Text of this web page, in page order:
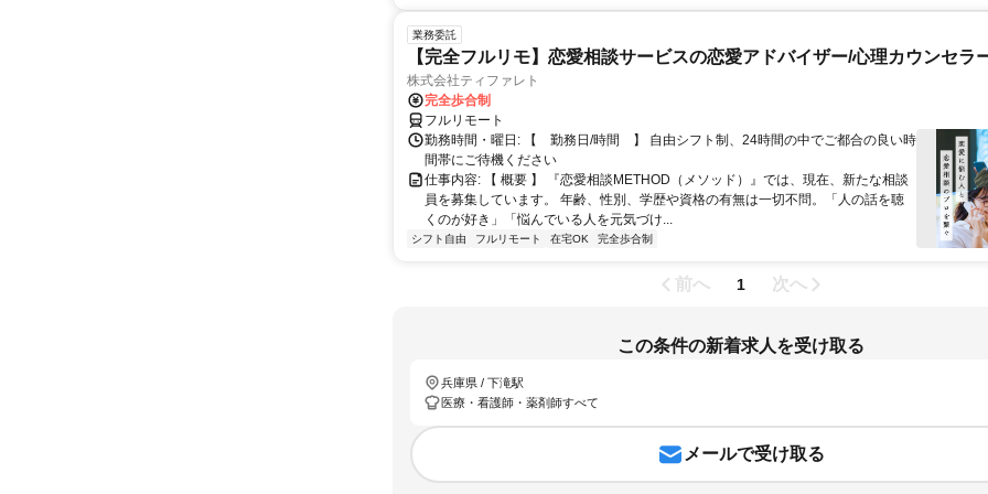
業務委託
【完全フルリモ】恋愛相談サービスの恋愛アドバイザー/心理カウンセラ
株式会社ティファレト
完全歩合制
フルリモート
勤務時間・曜日: 【 勤務日/時間 】 自由シフト制、24時間の中でご都合の良い時
間帯にご待機ください
仕事内容: 【 概要 】 『恋愛相談METHOD（メソッド）』では、現在、新たな相談
員を募集しています。 年齢、性別、学歴や資格の有無は一切不問。「人の話を聴
くのが好き」「悩んでいる人を元気づけ...
シフト自由 フルリモート 在宅OK 完全歩合制
前へ 1 次へ
この条件の新着求人を受け取る
兵庫県 / 下滝駅
医療・看護師・薬剤師すべて
メールで受け取る